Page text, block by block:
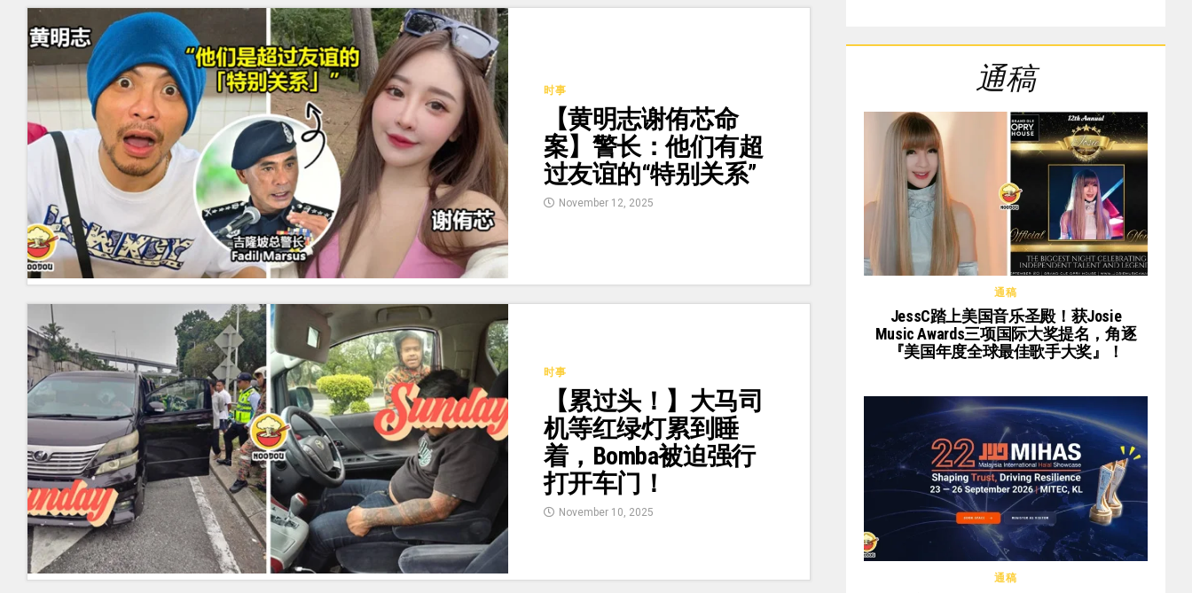
时事
【黄明志谢侑芯命
案】警长：他们有超
过友谊的“特别关系”
November 12, 2025
时事
【累过头！】大马司
机等红绿灯累到睡
着，Bomba被迫强行
打开车门！
November 10, 2025
通稿
通稿
JessC踏上美国音乐圣殿！获Josie
Music Awards三项国际大奖提名，角逐
『美国年度全球最佳歌手大奖』！
通稿